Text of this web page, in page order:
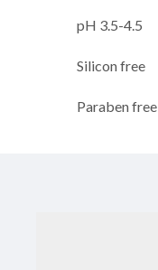
pH 3.5-4.5
Silicon free
Paraben free